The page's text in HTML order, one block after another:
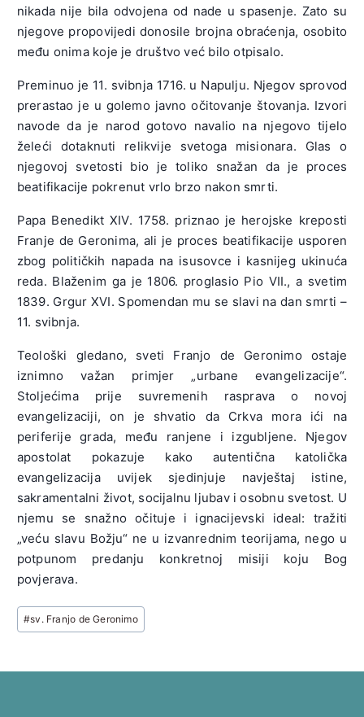
nikada nije bila odvojena od nade u spasenje. Zato su
njegove propovijedi donosile brojna obraćenja, osobito
među onima koje je društvo već bilo otpisalo.
Preminuo je 11. svibnja 1716. u Napulju. Njegov sprovod
prerastao je u golemo javno očitovanje štovanja. Izvori
navode da je narod gotovo navalio na njegovo tijelo
želeći dotaknuti relikvije svetoga misionara. Glas o
njegovoj svetosti bio je toliko snažan da je proces
beatifikacije pokrenut vrlo brzo nakon smrti.
Papa Benedikt XIV. 1758. priznao je herojske kreposti
Franje de Geronima, ali je proces beatifikacije usporen
zbog političkih napada na isusovce i kasnijeg ukinuća
reda. Blaženim ga je 1806. proglasio Pio VII., a svetim
1839. Grgur XVI. Spomendan mu se slavi na dan smrti –
11. svibnja.
Teološki gledano, sveti Franjo de Geronimo ostaje
iznimno važan primjer „urbane evangelizacije“.
Stoljećima prije suvremenih rasprava o novoj
evangelizaciji, on je shvatio da Crkva mora ići na
periferije grada, među ranjene i izgubljene. Njegov
apostolat pokazuje kako autentična katolička
evangelizacija uvijek sjedinjuje navještaj istine,
sakramentalni život, socijalnu ljubav i osobnu svetost. U
njemu se snažno očituje i ignacijevski ideal: tražiti
„veću slavu Božju“ ne u izvanrednim teorijama, nego u
potpunom predanju konkretnoj misiji koju Bog
povjerava.
Post
Tags:
#sv. Franjo de Geronimo